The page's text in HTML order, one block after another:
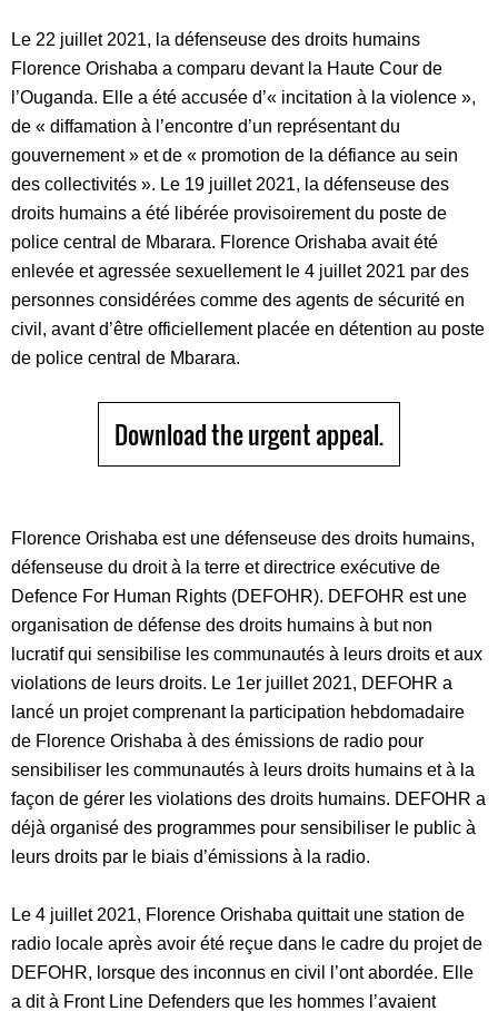
Le 22 juillet 2021, la défenseuse des droits humains
Florence Orishaba a comparu devant la Haute Cour de
l’Ouganda. Elle a été accusée d’« incitation à la violence »,
de « diffamation à l’encontre d’un représentant du
gouvernement » et de « promotion de la défiance au sein
des collectivités ». Le 19 juillet 2021, la défenseuse des
droits humains a été libérée provisoirement du poste de
police central de Mbarara. Florence Orishaba avait été
enlevée et agressée sexuellement le 4 juillet 2021 par des
personnes considérées comme des agents de sécurité en
civil, avant d’être officiellement placée en détention au poste
de police central de Mbarara.
Download the urgent appeal.
Florence Orishaba est une défenseuse des droits humains,
défenseuse du droit à la terre et directrice exécutive de
Defence For Human Rights (DEFOHR). DEFOHR est une
organisation de défense des droits humains à but non
lucratif qui sensibilise les communautés à leurs droits et aux
violations de leurs droits. Le 1er juillet 2021, DEFOHR a
lancé un projet comprenant la participation hebdomadaire
de Florence Orishaba à des émissions de radio pour
sensibiliser les communautés à leurs droits humains et à la
façon de gérer les violations des droits humains. DEFOHR a
déjà organisé des programmes pour sensibiliser le public à
leurs droits par le biais d’émissions à la radio.
Le 4 juillet 2021, Florence Orishaba quittait une station de
radio locale après avoir été reçue dans le cadre du projet de
DEFOHR, lorsque des inconnus en civil l’ont abordée. Elle
a dit à Front Line Defenders que les hommes l’avaient